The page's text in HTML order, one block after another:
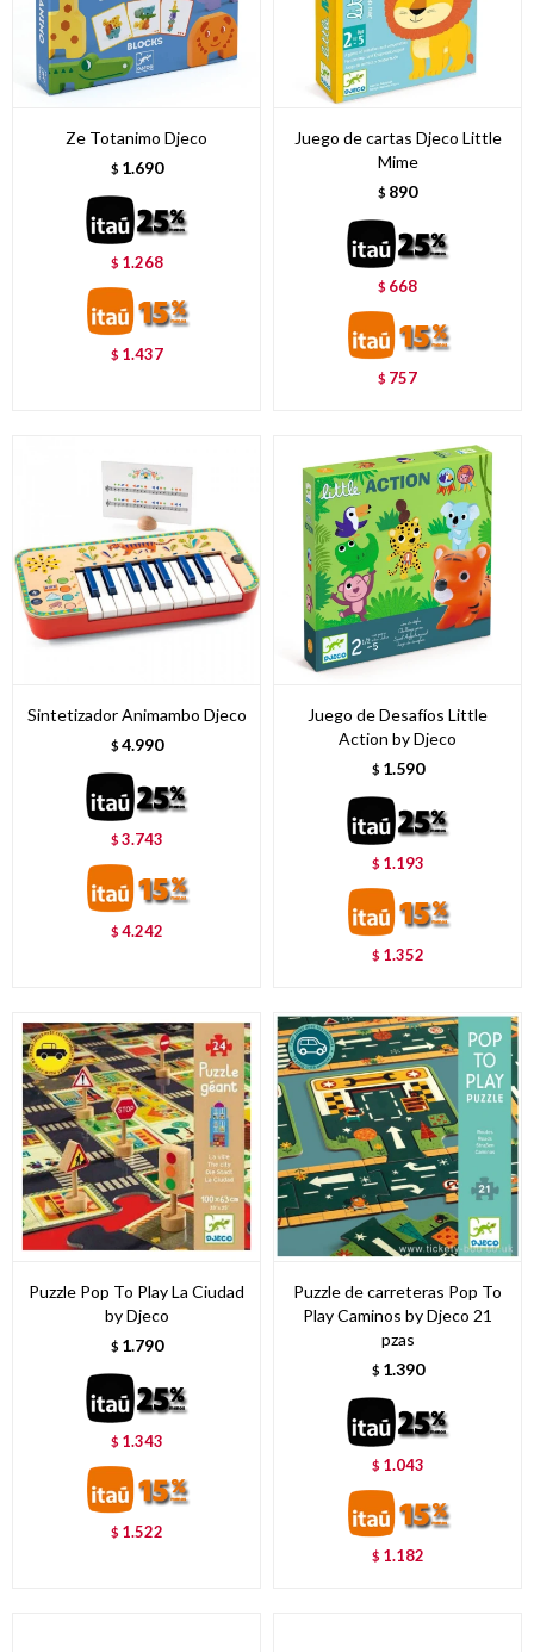
Ze Totanimo Djeco
$ 1.690
$ 1.268
$ 1.437
Juego de cartas Djeco Little
Mime
$ 890
$ 668
$ 757
Sintetizador Animambo Djeco
$ 4.990
$3.743
$4.242
Juego de Desafíos Little
Action by Djeco
$ 1.590
$ 1.193
$ 1.352
Puzzle Pop To Play La Ciudad
by Djeco
$ 1.790
$ 1.343
$ 1.522
Puzzle de carreteras Pop To
Play Caminos by Djeco 21
pzas
$ 1.390
$ 1.043
$ 1.182